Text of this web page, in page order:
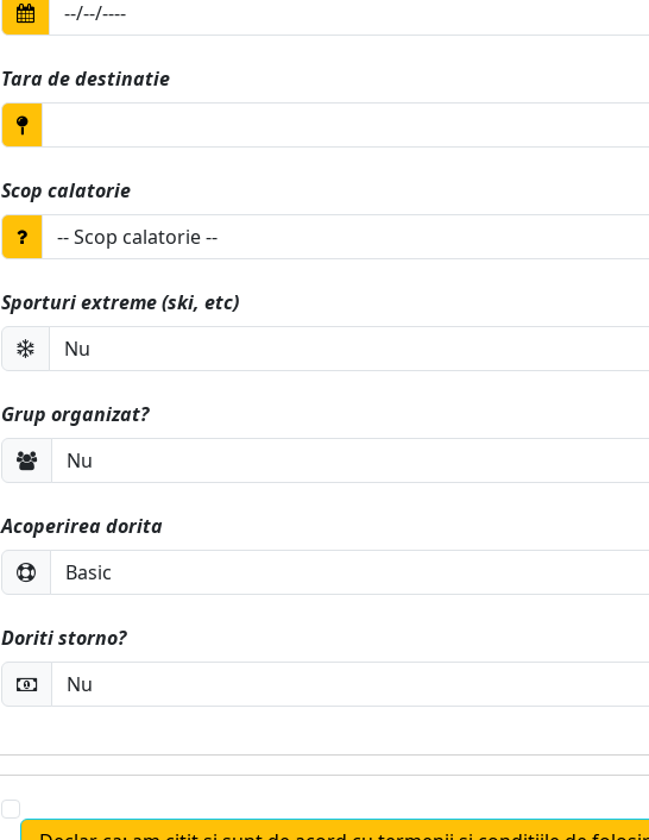
Tara de destinatie
Scop calatorie
Sporturi extreme (ski, etc)
Grup organizat?
Acoperirea dorita
Doriti storno?